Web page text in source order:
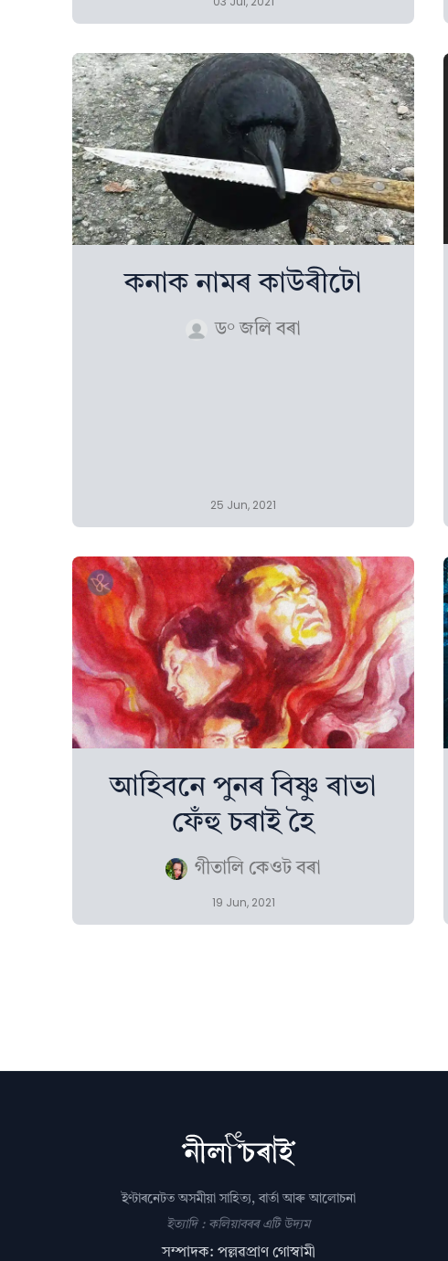
কনাক নামৰ কাউৰীটো
ড° জলি বৰা
25 Jun, 2021
আহিবনে পুনৰ বিষ্ণু ৰাভা
ফেঁহু চৰাই হৈ
গীতালি কেওট বৰা
19 Jun, 2021
ইণ্টাৰনেটত অসমীয়া সাহিত্য, বাৰ্তা আৰু আলোচনা
ইত্যাদি : কলিয়াবৰৰ এটি উদ্যম
সম্পাদক: পল্লৱপ্ৰাণ গোস্বামী